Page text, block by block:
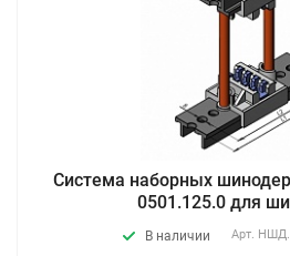
Система наборных
0501.125.0 для
В наличии Арт.